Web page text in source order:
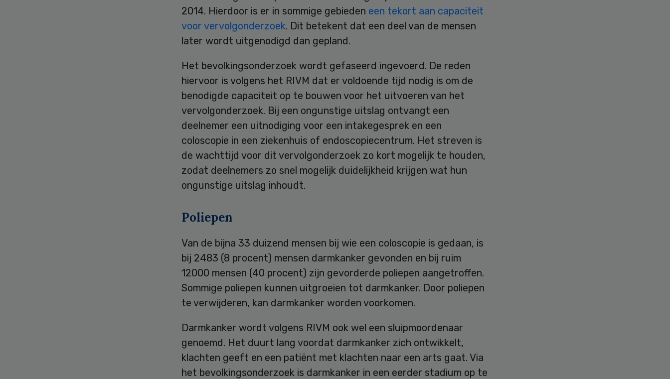
2014. Hierdoor is er in sommige gebieden een tekort aan capaciteit
voor vervolgonderzoek. Dit betekent dat een deel van de mensen
later wordt uitgenodigd dan gepland.
Het bevolkingsonderzoek wordt gefaseerd ingevoerd. De reden
hiervoor is volgens het RIVM dat er voldoende tijd nodig is om de
benodigde capaciteit op te bouwen voor het uitvoeren van het
vervolgonderzoek. Bij een ongunstige uitslag ontvangt een
deelnemer een uitnodiging voor een intakegesprek en een
coloscopie in een ziekenhuis of endoscopiecentrum. Het streven is
de wachttijd voor dit vervolgonderzoek zo kort mogelijk te houden,
zodat deelnemers zo snel mogelijk duidelijkheid krijgen wat hun
ongunstige uitslag inhoudt.
Poliepen
Van de bijna 33 duizend mensen bij wie een coloscopie is gedaan, is
bij 2483 (8 procent) mensen darmkanker gevonden en bij ruim
12000 mensen (40 procent) zijn gevorderde poliepen aangetroffen.
Sommige poliepen kunnen uitgroeien tot darmkanker. Door poliepen
te verwijderen, kan darmkanker worden voorkomen.
Darmkanker wordt volgens RIVM ook wel een sluipmoordenaar
genoemd. Het duurt lang voordat darmkanker zich ontwikkelt,
klachten geeft en een patiënt met klachten naar een arts gaat. Via
het bevolkingsonderzoek is darmkanker in een eerder stadium op te